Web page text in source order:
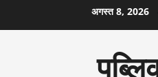
सामग्री
अगस्त 8, 2026